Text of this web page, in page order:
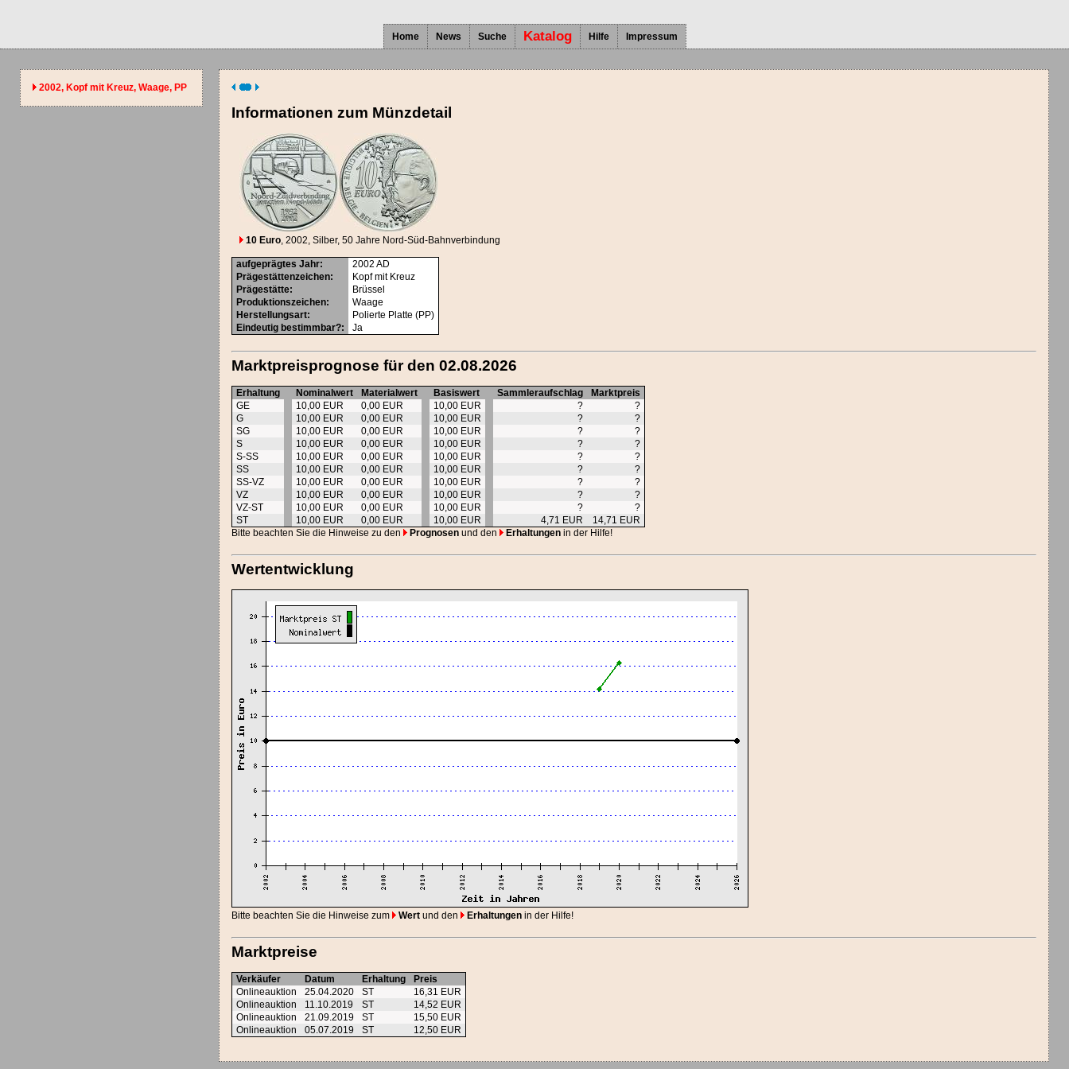
Home News Suche Katalog Hilfe Impressum
2002, Kopf mit Kreuz, Waage, PP
Informationen zum Münzdetail
10 Euro, 2002, Silber, 50 Jahre Nord-Süd-Bahnverbindung
aufgeprägtes Jahr: 2002AD
Prägestättenzeichen:
Kopf mit Kreuz
Prägestätte:
Brüssel
Produktionszeichen:
Waage
Herstellungsart:
Polierte Platte (PP)
Eindeutig bestimmbar?: Ja
Marktpreisprognose für den 02.08.2026
Erhaltung Nominalwert Materialwert Basiswert Sammleraufschlag
Marktpreis
GE
10,00 EUR 0,00 EUR 10,00 EUR ?
?
G
10,00 EUR 0,00 EUR 10,00 EUR ?
?
SG
10,00 EUR 0,00 EUR 10,00 EUR ?
?
S
10,00 EUR 0,00 EUR 10,00 EUR ?
?
S-SS
10,00 EUR 0,00 EUR 10,00 EUR ?
?
SS
10,00 EUR 0,00 EUR 10,00 EUR ?
?
SS-VZ
10,00 EUR 0,00 EUR 10,00 EUR ?
?
VZ
10,00 EUR 0,00 EUR 10,00 EUR ?
?
VZ-ST
10,00 EUR 0,00 EUR 10,00 EUR ?
?
ST
10,00 EUR 0,00 EUR 10,00 EUR 4,71 EUR
14,71 EUR
Bitte beachten Sie die Hinweise zu den
Prognosen und den Erhaltungen in der Hilfe!
Wertentwicklung
Bitte beachten Sie die Hinweise zum Wert und den Erhaltungen in der Hilfe!
Marktpreise
Verkäufer Datum Erhaltung
Preis
Onlineauktion
25.04.2020 ST
16,31 EUR
Onlineauktion
11.10.2019 ST
14,52 EUR
Onlineauktion
21.09.2019 ST
15,50 EUR
Onlineauktion
05.07.2019 ST 12,50 EUR